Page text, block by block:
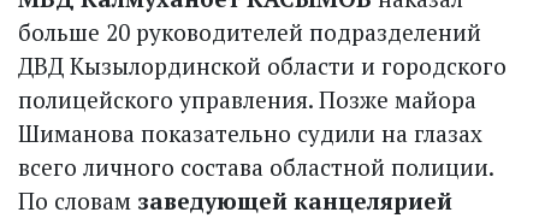
больше 20 руководителей подразделений
ДВД Кызылординской области и городского
полицейского управления. Позже майора
Шиманова показательно судили на глазах
всего личного состава областной полиции.
По словам заведующей канцелярией